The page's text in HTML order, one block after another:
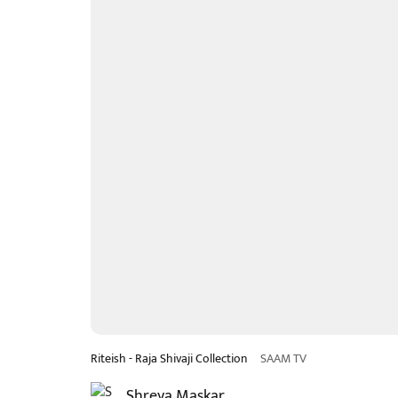
Riteish - Raja Shivaji Collection SAAM TV